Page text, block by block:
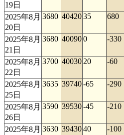
19日
2025年8月
20日
3680 4042035 680
2025年8月
21日
3680 400900 -330
2025年8月
22日
3700 40030 20 -60
2025年8月
25日
3635 39740-65 -290
2025年8月
26日
3590 39530-45 -210
2025年8月 3630 3943040 -100